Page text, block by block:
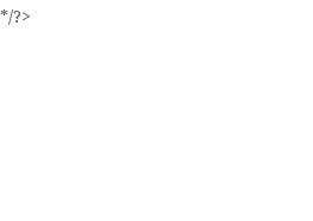
*/?>